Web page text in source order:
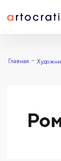
Главная